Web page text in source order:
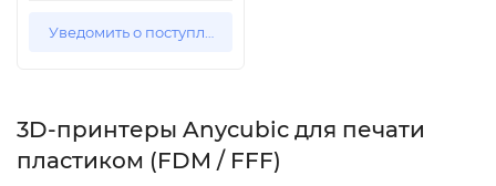
Уведомить о поступлении
3D-принтеры Anycubic для печати
пластиком (FDM / FFF)